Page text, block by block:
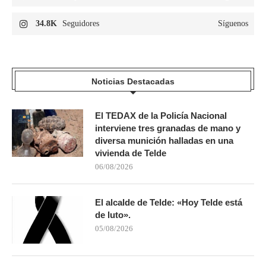
34.8K Seguidores Síguenos
Noticias Destacadas
El TEDAX de la Policía Nacional
interviene tres granadas de mano y
diversa munición halladas en una
vivienda de Telde
06/08/2026
El alcalde de Telde: «Hoy Telde está
de luto».
05/08/2026